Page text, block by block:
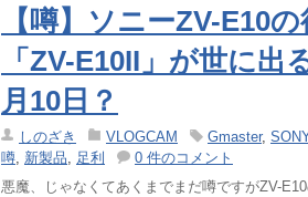
【噂】ソニーZV-E10の
「ZV-E10II」が世に出
月10日？
しのざき VLOGCAM Gmaster, SONY
噂 新製品 足利
0 件のコメント
悪魔、じゃなくてあくまでまだ噂ですがZV-